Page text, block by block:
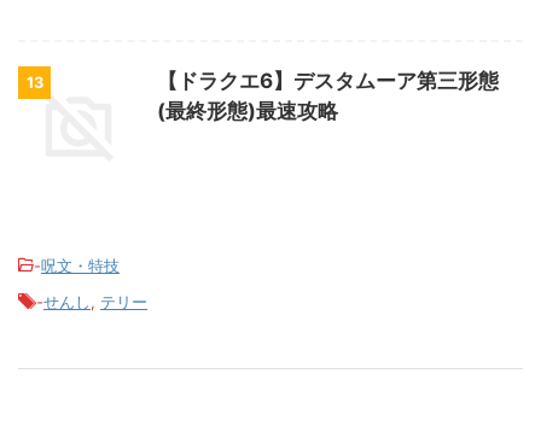
13
【ドラクエ6】デスタムーア第三形態
(最終形態)最速攻略
-呪文・特技
-せんし, テリー